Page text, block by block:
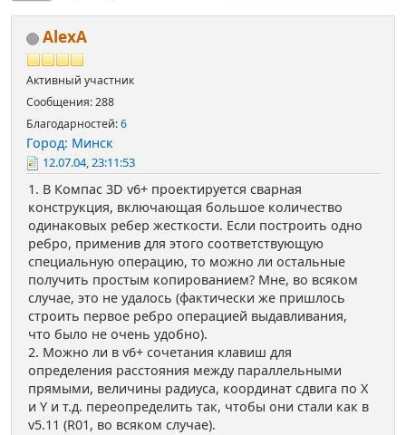
AlexA
Активный участник
Сообщения: 288
Благодарностей:6
Город: Минск
12.07.04, 23:11:53
1. В Компас 3D v6+ проектируется сварная
конструкция, включающая большое количество
одинаковых ребер жесткости. Если построить одно
ребро, применив для этого соответствующую
специальную операцию, то можно ли остальные
получить простым копированием? Мне, во всяком
случае, это не удалось (фактически же пришлось
строить первое ребро операцией выдавливания,
что было не очень удобно).
2. Можно ли в v6+ сочетания клавиш для
определения расстояния между параллельными
прямыми, величины радиуса, координат сдвига по X
и Y и т.д. переопределить так, чтобы они стали как в
v5.11 (R01, во всяком случае).